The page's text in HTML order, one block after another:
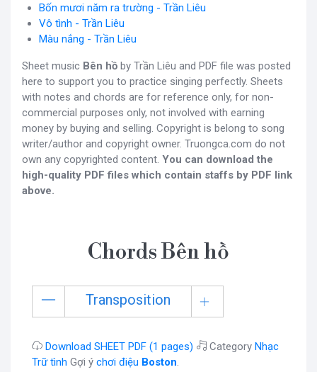
Bốn mươi năm ra trường - Trần Liêu
Vô tình - Trần Liêu
Màu nắng - Trần Liêu
Sheet music Bên hồ by Trần Liêu and PDF file was posted
here to support you to practice singing perfectly. Sheets
with notes and chords are for reference only, for non-
commercial purposes only, not involved with earning
money by buying and selling. Copyright is belong to song
writer/author and copyright owner. Truongca.com do not
own any copyrighted content. You can download the
high-quality PDF files which contain staffs by PDF link
above.
Chords Bên hồ
Transposition
Download SHEET PDF (1 pages) Category Nhạc
Trữ tình Gợi ý chơi điệu Boston.